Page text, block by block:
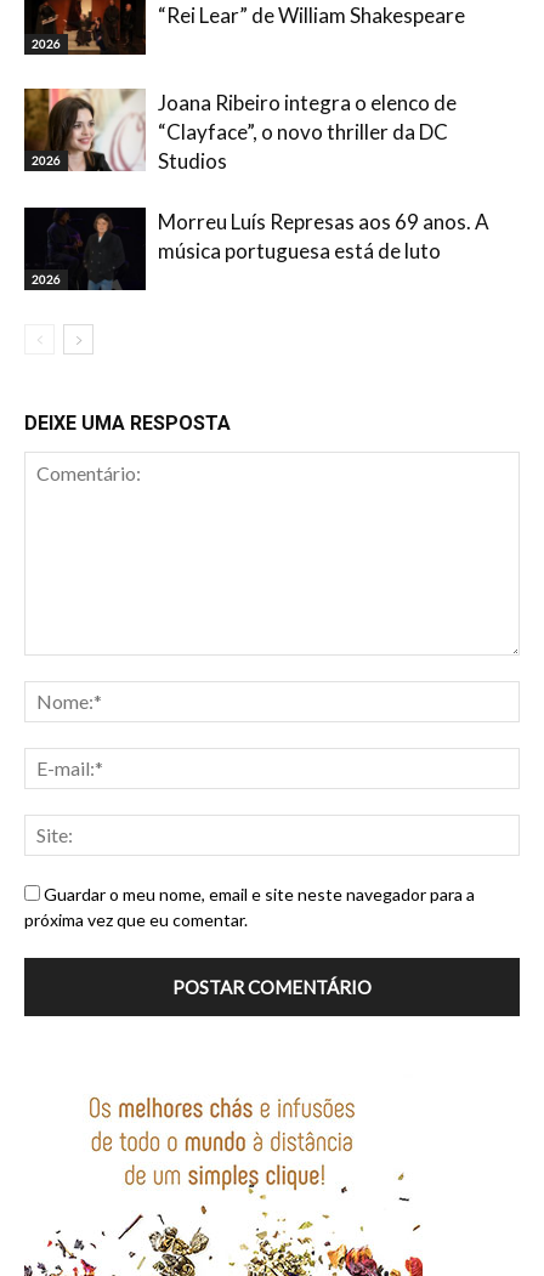
2026
“Rei Lear” de William Shakespeare
2026
Joana Ribeiro integra o elenco de
“Clayface”, o novo thriller da DC
Studios
2026
Morreu Luís Represas aos 69 anos. A
música portuguesa está de luto
DEIXE UMA RESPOSTA
Guardar o meu nome, email e site neste navegador para a
próxima vez que eu comentar.